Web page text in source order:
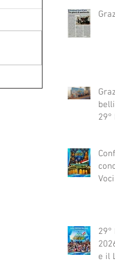
29°
29°
e il